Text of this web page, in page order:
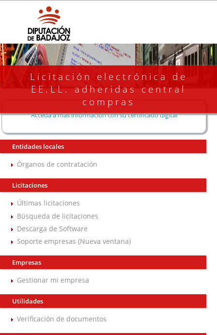
Licitación electrónica de
EE.LL. adheridas central
compras
Acceda a más información con su certificado digital
Entidades locales
Órganos de contratación
Licitaciones
Últimas licitaciones
Búsqueda de licitaciones
Descarga de Software
Soporte empresas (Nueva ventana)
Empresas
Gestionar mi empresa
Utilidades
Verificación de documentos